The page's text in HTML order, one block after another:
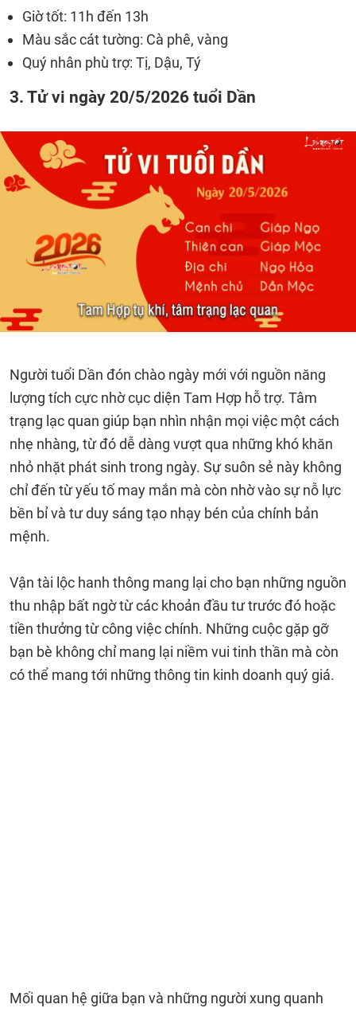
Giờ tốt: 11h đến 13h
Màu sắc cát tường: Cà phê, vàng
Quý nhân phù trợ: Tị, Dậu, Tý
3. Tử vi ngày 20/5/2026 tuổi Dần
Người tuổi Dần đón chào ngày mới với nguồn năng
lượng tích cực nhờ cục diện Tam Hợp hỗ trợ. Tâm
trạng lạc quan giúp bạn nhìn nhận mọi việc một cách
nhẹ nhàng, từ đó dễ dàng vượt qua những khó khăn
nhỏ nhặt phát sinh trong ngày. Sự suôn sẻ này không
chỉ đến từ yếu tố may mắn mà còn nhờ vào sự nỗ lực
bền bỉ và tư duy sáng tạo nhạy bén của chính bản
mệnh.
Vận tài lộc hanh thông mang lại cho bạn những nguồn
thu nhập bất ngờ từ các khoản đầu tư trước đó hoặc
tiền thưởng từ công việc chính. Những cuộc gặp gỡ
bạn bè không chỉ mang lại niềm vui tinh thần mà còn
có thể mang tới những thông tin kinh doanh quý giá.
Mối quan hệ giữa bạn và những người xung quanh